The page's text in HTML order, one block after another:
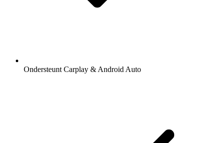
Ondersteunt Carplay & Android Auto